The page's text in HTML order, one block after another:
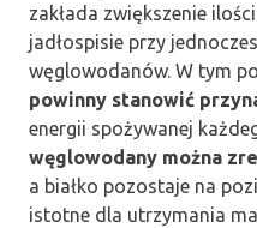
zakłada zwiększenie
jadłospisie przy
węglowodanów. W tym
powinny stanowić
energii spożywanej
węglowodany można
a białko pozostaje na
istotne dla utrzymania